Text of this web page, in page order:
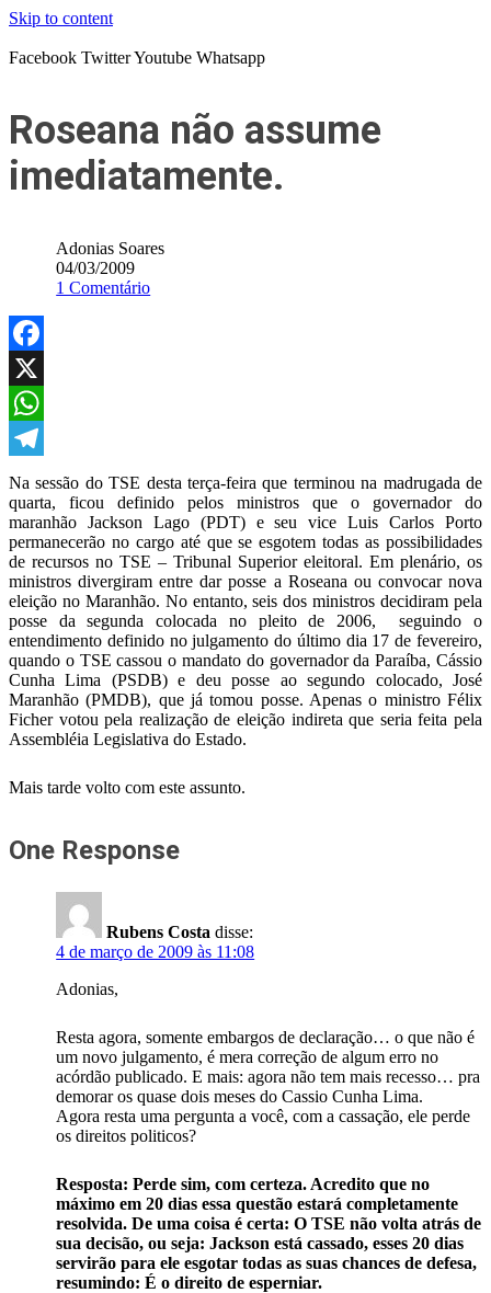
Skip to content
Facebook TwitterYoutube Whatsapp
Roseana não assume
imediatamente.
Adonias Soares
04/03/2009
1 Comentário
Facebook
X
WhatsApp
Telegram
Na sessão do TSE desta terça-feira que terminou na madrugada de
quarta, ficou definido pelos ministros que o governador do
maranhão Jackson Lago (PDT) e seu vice Luis Carlos Porto
permanecerão no cargo até que se esgotem todas as possibilidades
de recursos no TSE – Tribunal Superior eleitoral. Em plenário, os
ministros divergiram entre dar posse a Roseana ou convocar nova
eleição no Maranhão. No entanto, seis dos ministros decidiram pela
posse da segunda colocada no pleito de 2006, seguindo o
entendimento definido no julgamento do último dia 17 de fevereiro,
quando o TSE cassou o mandato do governador da Paraíba, Cássio
Cunha Lima (PSDB) e deu posse ao segundo colocado, José
Maranhão (PMDB), que já tomou posse. Apenas o ministro Félix
Ficher votou pela realização de eleição indireta que seria feita pela
Assembléia Legislativa do Estado.
Mais tarde volto com este assunto.
One Response
Rubens Costa disse:
4 de março de 2009 às 11:08
Adonias,
Resta agora, somente embargos de declaração… o que não é
um novo julgamento, é mera correção de algum erro no
acórdão publicado. E mais: agora não tem mais recesso… pra
demorar os quase dois meses do Cassio Cunha Lima.
Agora resta uma pergunta a você, com a cassação, ele perde
os direitos politicos?
Resposta: Perde sim, com certeza. Acredito que no
máximo em 20 dias essa questão estará completamente
resolvida. De uma coisa é certa: O TSE não volta atrás de
sua decisão, ou seja: Jackson está cassado, esses 20 dias
servirão para ele esgotar todas as suas chances de defesa,
resumindo: É o direito de esperniar.